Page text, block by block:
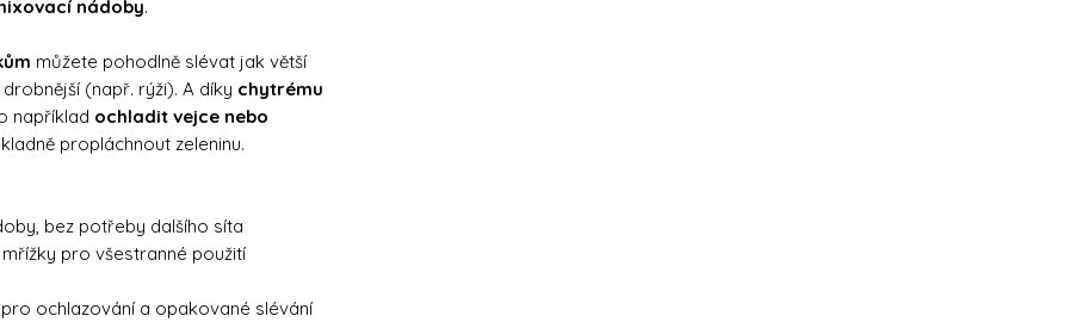
nádoby.
můžete pohodlně slévat jak větší
(např. rýži). A díky chytrému
například ochladit vejce nebo
propláchnout zeleninu.
bez potřeby dalšího síta
pro všestranné použití
pro ochlazování a opakované slévání